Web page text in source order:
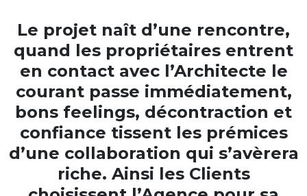
Le projet naît d’une rencontre,
quand les propriétaires entrent
en contact avec l’Architecte le
courant passe immédiatement,
bons feelings, décontraction et
confiance tissent les prémices
d’une collaboration qui s’avèrera
riche. Ainsi les Clients